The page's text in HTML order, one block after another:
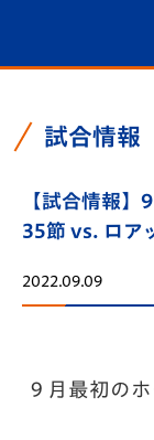
試合情報
【試合情報
35節 vs. ロア
2022.09.09
９月最初の